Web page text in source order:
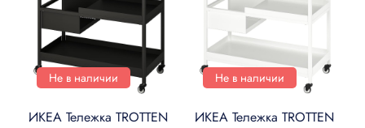
Не в наличии
ИКЕА Тележка TROTTEN
Не в наличии
ИКЕА Тележка TROTTEN